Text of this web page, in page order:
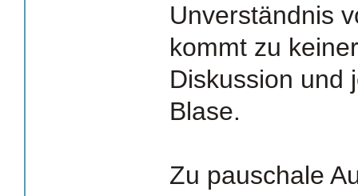
Unverständnis
kommt zu
Diskussion und
Blase.
Zu pauschale